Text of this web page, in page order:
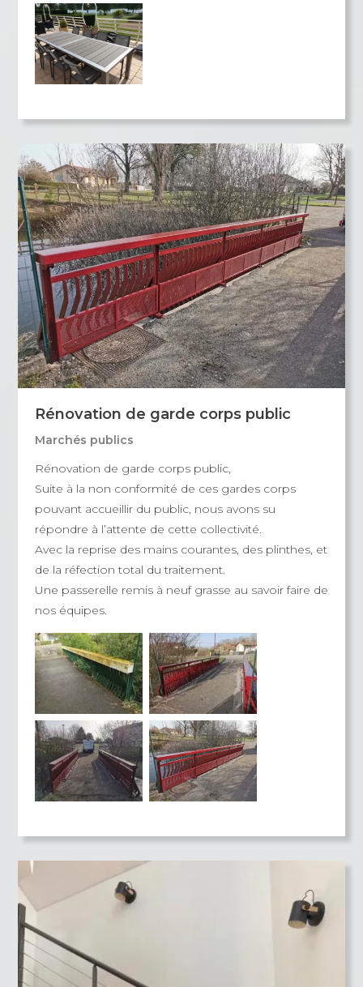
Rénovation de garde corps public
Marchés publics
Rénovation de garde corps public,
Suite à la non conformité de ces gardes corps
pouvant accueillir du public, nous avons su
répondre à l’attente de cette collectivité.
Avec la reprise des mains courantes, des plinthes, et
de la réfection total du traitement.
Une passerelle remis à neuf grasse au savoir faire de
nos équipes.